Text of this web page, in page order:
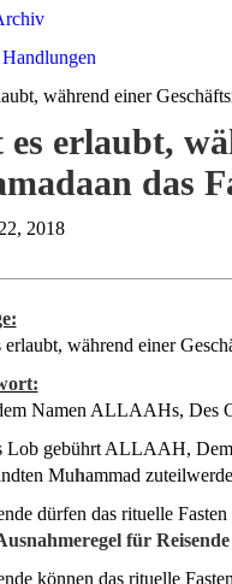
während einer
es erlaubt,
das
2018
erlaubt, während einer
Namen ALLAAHs, Des
Lob gebührt ALLAAH, Dem
Muhammad
dürfen das rituelle
für
können das rituelle